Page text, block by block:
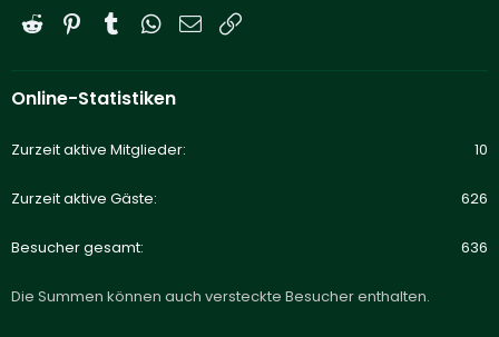
Reddit PinterestTumblrWhatsApp
E-Mail
Online-Statistiken
Zurzeit aktive Mitglieder 10
Zurzeit aktive Gäste 626
Besucher gesamt 636
Die Summen können auch versteckte Besucher enthalten.